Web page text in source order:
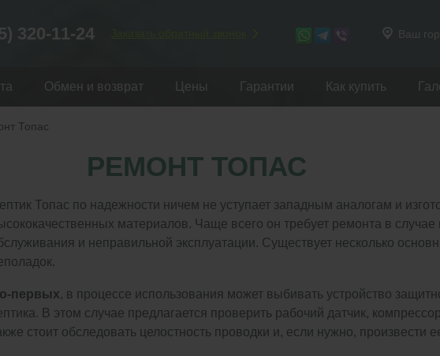
320-11-24 Ваш
Обмен и возврат Цены Гарантии Как купить
Топас
РЕМОНТ ТОПАС
Топас по надежности ничем не уступает западным аналогам и
материалов. Чаще всего он требует ремонта в
и неправильной эксплуатации. Существует несколько
первых, в процессе использования может выбивать устройство
В этом случае предлагается проверить рабочий датчик,
стоит обследовать целостность проводки и, если нужно, произвести